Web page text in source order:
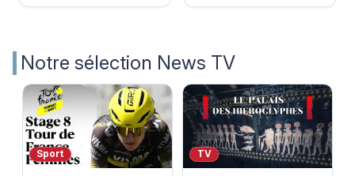
Notre sélection News TV
Sport TV